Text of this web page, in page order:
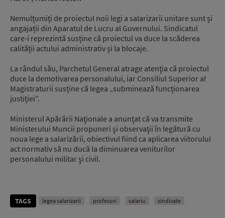
Nemulțumiți de proiectul noii legi a salarizarii unitare sunt și
angajații din Aparatul de Lucru al Guvernului. Sindicatul
care-i reprezintă susține că proiectul va duce la scăderea
calității actului administrativ și la blocaje.
La rândul său, Parchetul General atrage atenţia că proiectul
duce la demotivarea personalului, iar Consiliul Superior al
Magistraturii susține că legea „subminează funcționarea
justiției”.
Ministerul Apărării Naţionale a anunţat că va transmite
Ministerului Muncii propuneri şi observaţii în legătură cu
noua lege a salarizării, obiectivul fiind ca aplicarea viitorului
act normativ să nu ducă la diminuarea veniturilor
personalului militar şi civil.
TAGS legea salarizarii profesori salariu sindicate